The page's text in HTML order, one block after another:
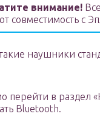
внимание!
совместимость с
наушники
перейти в раздел
Bluetooth.